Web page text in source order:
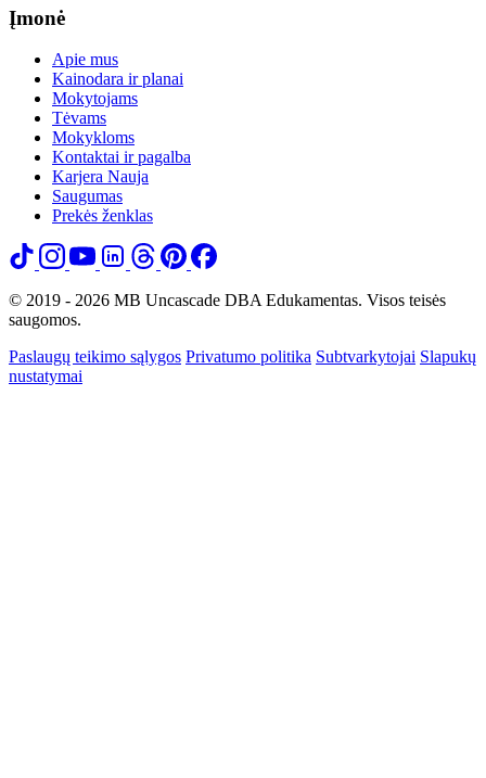
Įmonė
Apie mus
Kainodara ir planai
Mokytojams
Tėvams
Mokykloms
Kontaktai ir pagalba
Karjera Nauja
Saugumas
Prekės ženklas
© 2019 - 2026 MB Uncascade DBA Edukamentas. Visos teisės
saugomos.
Paslaugų teikimo sąlygos Privatumo politika Subtvarkytojai Slapukų
nustatymai